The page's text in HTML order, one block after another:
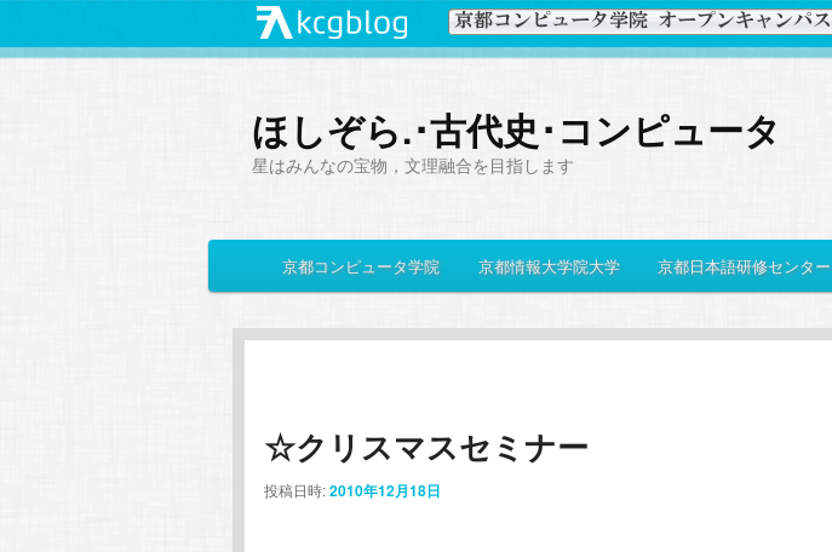
ほしぞら.･古代史･コンピュータ
星はみんなの宝物，文理融合を目指します
イ
メ
イ
コ
ン
サ
ブ
ン
テ
京都コンピュータ学院 京都情報大学院大学 京都日本語研修センター
☆クリスマスセミナー
投稿日時:2010年12月18日